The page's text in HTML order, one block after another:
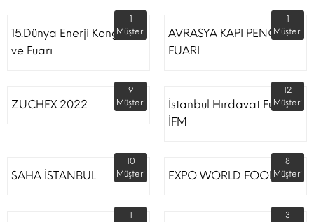
15.Dünya Enerji Kongresi
ve Fuarı
1
Müşteri
AVRASYA KAPI PENCERE
FUARI
1
Müşteri
ZUCHEX 2022
9
Müşteri
İstanbul Hırdavat Fuarı
İFM
12
Müşteri
SAHA İSTANBUL
10
Müşteri
EXPO WORLD FOOD
8
Müşteri
1 3